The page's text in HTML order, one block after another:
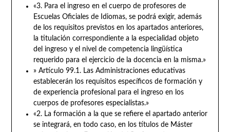
«3. Para el ingreso en el cuerpo de profesores de
Escuelas Oficiales de Idiomas, se podrá exigir, además
de los requisitos previstos en los apartados anteriores,
la titulación correspondiente a la especialidad objeto
del ingreso y el nivel de competencia lingüística
requerido para el ejercicio de la docencia en la misma.»
» Artículo 99.1. Las Administraciones educativas
establecerán los requisitos específicos de formación y
de experiencia profesional para el ingreso en los
cuerpos de profesores especialistas.»
«2. La formación a la que se refiere el apartado anterior
se integrará, en todo caso, en los títulos de Máster